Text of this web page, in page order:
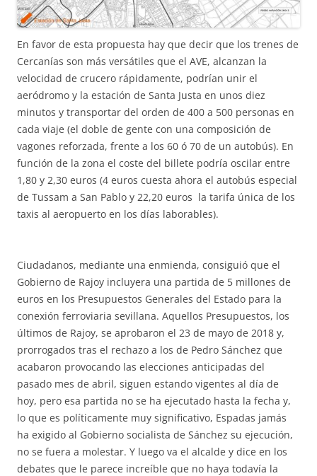
En favor de esta propuesta hay que decir que los trenes de
Cercanías son más versátiles que el AVE, alcanzan la
velocidad de crucero rápidamente, podrían unir el
aeródromo y la estación de Santa Justa en unos diez
minutos y transportar del orden de 400 a 500 personas en
cada viaje (el doble de gente con una composición de
vagones reforzada, frente a los 60 ó 70 de un autobús). En
función de la zona el coste del billete podría oscilar entre
1,80 y 2,30 euros (4 euros cuesta ahora el autobús especial
de Tussam a San Pablo y 22,20 euros la tarifa única de los
taxis al aeropuerto en los días laborables).
Ciudadanos, mediante una enmienda, consiguió que el
Gobierno de Rajoy incluyera una partida de 5 millones de
euros en los Presupuestos Generales del Estado para la
conexión ferroviaria sevillana. Aquellos Presupuestos, los
últimos de Rajoy, se aprobaron el 23 de mayo de 2018 y,
prorrogados tras el rechazo a los de Pedro Sánchez que
acabaron provocando las elecciones anticipadas del
pasado mes de abril, siguen estando vigentes al día de
hoy, pero esa partida no se ha ejecutado hasta la fecha y,
lo que es políticamente muy significativo, Espadas jamás
ha exigido al Gobierno socialista de Sánchez su ejecución,
no se fuera a molestar. Y luego va el alcalde y dice en los
debates que le parece increíble que no haya todavía la